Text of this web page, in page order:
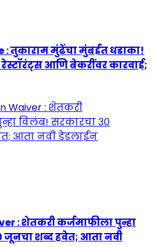
तुकाराम मुंढेंचा मुंबईत धडाका!
आणि बेकरींवर कारवाई;
: शेतकरी कर्जमाफीला पुन्हा
जूनचा शब्द हवेत; आता नवी